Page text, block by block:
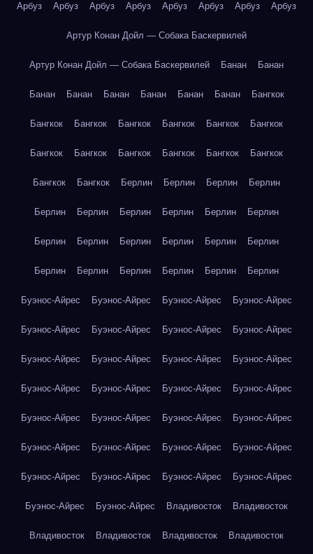
Арбуз Арбуз Арбуз Арбуз Арбуз Арбуз Арбуз Арбуз
Артур Конан Дойл — Собака Баскервилей
Артур Конан Дойл — Собака Баскервилей Банан Банан
Банан Банан Банан Банан Банан Банан Бангкок
Бангкок Бангкок Бангкок Бангкок Бангкок Бангкок
Бангкок Бангкок Бангкок Бангкок Бангкок Бангкок
Бангкок Бангкок Берлин Берлин Берлин Берлин
Берлин Берлин Берлин Берлин Берлин Берлин
Берлин Берлин Берлин Берлин Берлин Берлин
Берлин Берлин Берлин Берлин Берлин Берлин
Буэнос-Айрес Буэнос-Айрес Буэнос-Айрес Буэнос-Айрес
Буэнос-Айрес Буэнос-Айрес Буэнос-Айрес Буэнос-Айрес
Буэнос-Айрес Буэнос-Айрес Буэнос-Айрес Буэнос-Айрес
Буэнос-Айрес Буэнос-Айрес Буэнос-Айрес Буэнос-Айрес
Буэнос-Айрес Буэнос-Айрес Буэнос-Айрес Буэнос-Айрес
Буэнос-Айрес Буэнос-Айрес Буэнос-Айрес Буэнос-Айрес
Буэнос-Айрес Буэнос-Айрес Буэнос-Айрес Буэнос-Айрес
Буэнос-Айрес Буэнос-Айрес Владивосток Владивосток
Владивосток Владивосток Владивосток Владивосток